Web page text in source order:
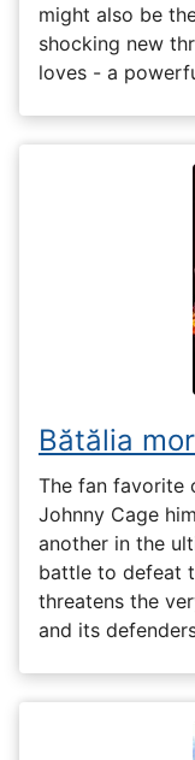
might also be
shocking new
loves - a
Bătălia
The fan favorite
Johnny Cage
another in the
battle to defeat
threatens the
and its